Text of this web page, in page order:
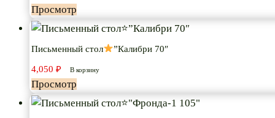
Просмотр
Письменный стол ”Калибри 70″
4,050 ₽ В корзину
Просмотр